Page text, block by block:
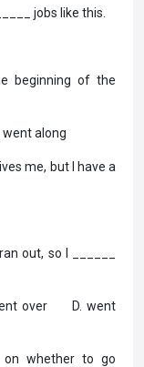
jobs like this.
beginning of the
along
me, but I have a
out, so I ______
over D. went
whether to go